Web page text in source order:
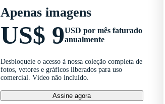
Apenas imagens
US$ 9USD por mês faturado
anualmente
Desbloqueie o acesso à nossa coleção completa de
fotos, vetores e gráficos liberados para uso
comercial. Vídeo não incluído.
Assine agora